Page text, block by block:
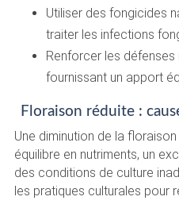
Utiliser des fongicides
traiter les infections
Renforcer les
fournissant un apport
Floraison réduite :
Une diminution de la
équilibre en nutriments, un
des conditions de culture
les pratiques culturales pour